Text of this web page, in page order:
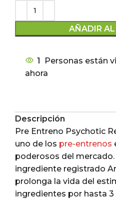
AÑADIR
1
Personas están
ahora
Descripción
Pre Entreno Psychotic
uno de los pre-entrenos
poderosos del
ingrediente registrado
prolonga la vida del
ingredientes por hasta